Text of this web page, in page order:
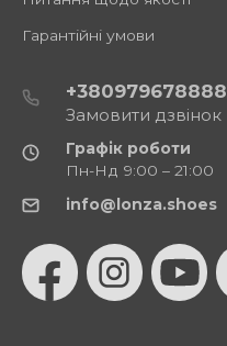
Гарантійні умови
+380979678888
Замовити дзвінок
Графік роботи
Пн-Нд 9:00 – 21:00
info@lonza.shoes